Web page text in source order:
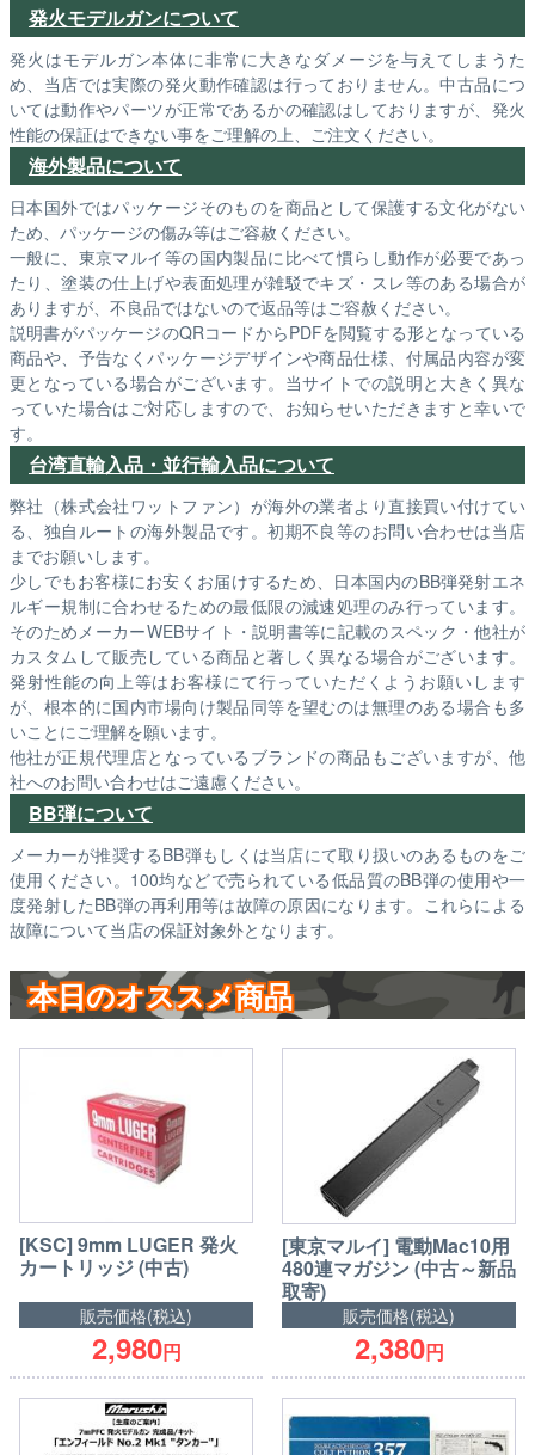
発火モデルガンについて
発火はモデルガン本体に非常に大きなダメージを与えてしまうた
め、当店では実際の発火動作確認は行っておりません。中古品につ
いては動作やパーツが正常であるかの確認はしておりますが、発火
性能の保証はできない事をご理解の上、ご注文ください。
海外製品について
日本国外ではパッケージそのものを商品として保護する文化がない
ため、パッケージの傷み等はご容赦ください。
一般に、東京マルイ等の国内製品に比べて慣らし動作が必要であっ
たり、塗装の仕上げや表面処理が雑駁でキズ・スレ等のある場合が
ありますが、不良品ではないので返品等はご容赦ください。
説明書がパッケージのQRコードからPDFを閲覧する形となっている
商品や、予告なくパッケージデザインや商品仕様、付属品内容が変
更となっている場合がございます。当サイトでの説明と大きく異な
っていた場合はご対応しますので、お知らせいただきますと幸いで
す。
台湾直輸入品・並行輸入品について
弊社（株式会社ワットファン）が海外の業者より直接買い付けてい
る、独自ルートの海外製品です。初期不良等のお問い合わせは当店
までお願いします。
少しでもお客様にお安くお届けするため、日本国内のBB弾発射エネ
ルギー規制に合わせるための最低限の減速処理のみ行っています。
そのためメーカーWEBサイト・説明書等に記載のスペック・他社が
カスタムして販売している商品と著しく異なる場合がございます。
発射性能の向上等はお客様にて行っていただくようお願いします
が、根本的に国内市場向け製品同等を望むのは無理のある場合も多
いことにご理解を願います。
他社が正規代理店となっているブランドの商品もございますが、他
社へのお問い合わせはご遠慮ください。
BB弾について
メーカーが推奨するBB弾もしくは当店にて取り扱いのあるものをご
使用ください。100均などで売られている低品質のBB弾の使用や一
度発射したBB弾の再利用等は故障の原因になります。これらによる
故障について当店の保証対象外となります。
本日のオススメ商品
[KSC] 9mm LUGER 発火
カートリッジ (中古)
販売価格(税込)
2,980円
[東京マルイ] 電動Mac10用
480連マガジン (中古～新品
取寄)
販売価格(税込)
2,380円